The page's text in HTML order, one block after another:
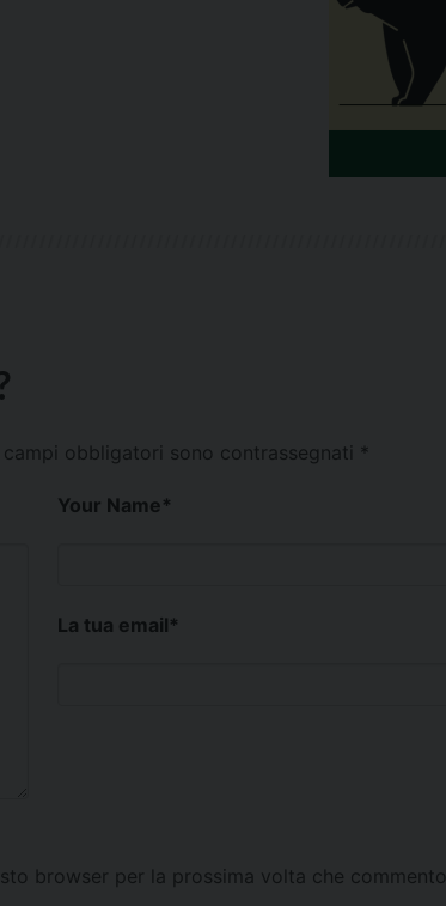
I campi obbligatori sono contrassegnati *
Your Name*
La tua email*
browser per la prossima volta che commento.